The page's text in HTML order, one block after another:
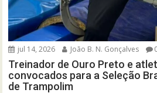
jul 14, 2026 João B. N. Gonçalves
Treinador de Ouro Preto e
convocados para a Seleção
de Trampolim